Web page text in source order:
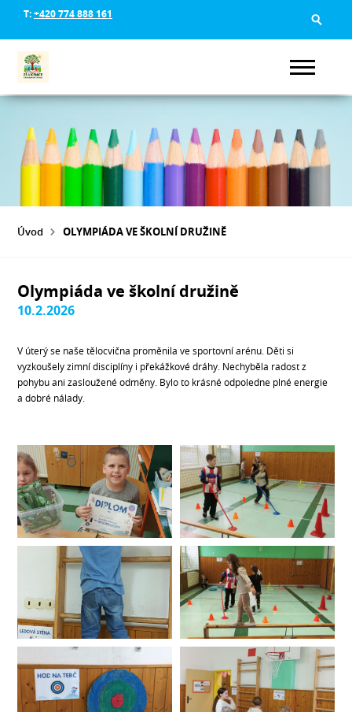
T:+420 774 888 161
Úvod OLYMPIÁDA VE ŠKOLNÍ DRUŽINĚ
Olympiáda ve školní družině
10.2.2026
V úterý se naše tělocvična proměnila ve sportovní arénu. Děti si
vyzkoušely zimní disciplíny i překážkové dráhy. Nechyběla radost z
pohybu ani zasloužené odměny. Bylo to krásné odpoledne plné energie
a dobré nálady.